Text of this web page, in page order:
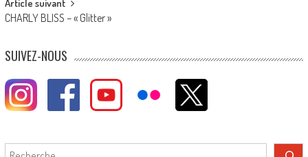
Article suivant
CHARLY BLISS – « Glitter »
SUIVEZ-NOUS
Rechercher